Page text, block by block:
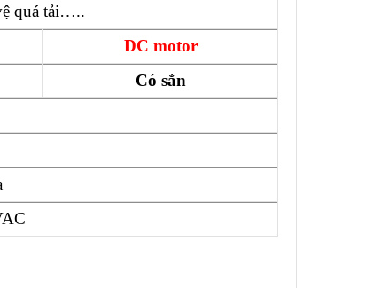
quá tải…..
DC motor
Có sẳn